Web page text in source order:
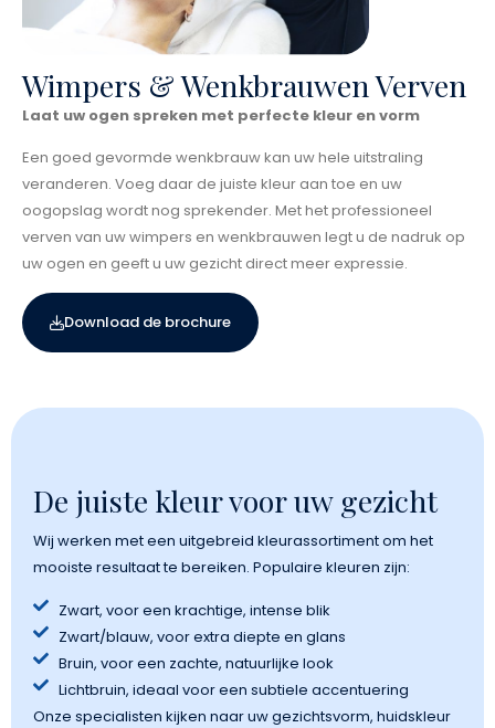
Wimpers & Wenkbrauwen Verven
Laat uw ogen spreken met perfecte kleur en vorm
Een goed gevormde wenkbrauw kan uw hele uitstraling
veranderen. Voeg daar de juiste kleur aan toe en uw
oogopslag wordt nog sprekender. Met het professioneel
verven van uw wimpers en wenkbrauwen legt u de nadruk op
uw ogen en geeft u uw gezicht direct meer expressie.
Download de brochure
De juiste kleur voor uw gezicht
Wij werken met een uitgebreid kleurassortiment om het
mooiste resultaat te bereiken. Populaire kleuren zijn:
Zwart, voor een krachtige, intense blik
Zwart/blauw, voor extra diepte en glans
Bruin, voor een zachte, natuurlijke look
Lichtbruin, ideaal voor een subtiele accentuering
Onze specialisten kijken naar uw gezichtsvorm, huidskleur